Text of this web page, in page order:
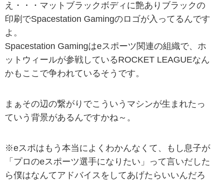
え・・・マットブラックボディに艶ありブラックの
印刷でSpacestation Gamingのロゴが入ってるんです
よ。
Spacestation Gamingはeスポーツ関連の組織で、ホ
ットウィールが参戦しているROCKET LEAGUEなん
かもここで争われているそうです。
まぁその辺の繋がりでこういうマシンが生まれたっ
ていう背景があるんですかね～。
※eスポはもう本当によくわかんなくて、もし息子が
「プロのeスポーツ選手になりたい」って言いだした
ら僕はなんてアドバイスをしてあげたらいいんだろ